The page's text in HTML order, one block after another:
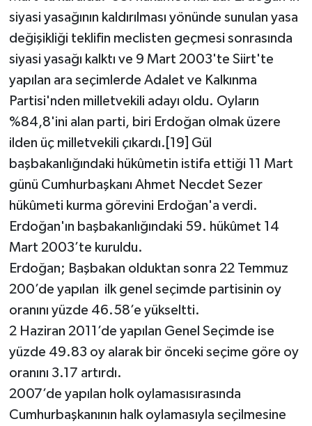
siyasi yasağının kaldırılması yönünde sunulan yasa
değişikliği teklifin meclisten geçmesi sonrasında
siyasi yasağı kalktı ve 9 Mart 2003'te Siirt'te
yapılan ara seçimlerde Adalet ve Kalkınma
Partisi'nden milletvekili adayı oldu. Oyların
%84,8'ini alan parti, biri Erdoğan olmak üzere
ilden üç milletvekili çıkardı.[19] Gül
başbakanlığındaki hükûmetin istifa ettiği 11 Mart
günü Cumhurbaşkanı Ahmet Necdet Sezer
hükûmeti kurma görevini Erdoğan'a verdi.
Erdoğan'ın başbakanlığındaki 59. hükûmet 14
Mart 2003’te kuruldu.
Erdoğan; Başbakan olduktan sonra 22 Temmuz
200’de yapılan ilk genel seçimde partisinin oy
oranını yüzde 46.58’e yükseltti.
2 Haziran 2011’de yapılan Genel Seçimde ise
yüzde 49.83 oy alarak bir önceki seçime göre oy
oranını 3.17 artırdı.
2007’de yapılan holk oylamasısırasında
Cumhurbaşkanının halk oylamasıyla seçilmesine